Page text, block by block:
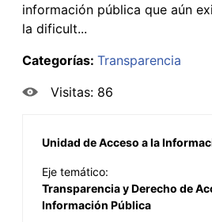
información pública que aún
la dificult...
Categorías: Transparencia
Visitas: 86
Unidad de Acceso a la
Eje temático:
Transparencia y Derecho de
Información Pública